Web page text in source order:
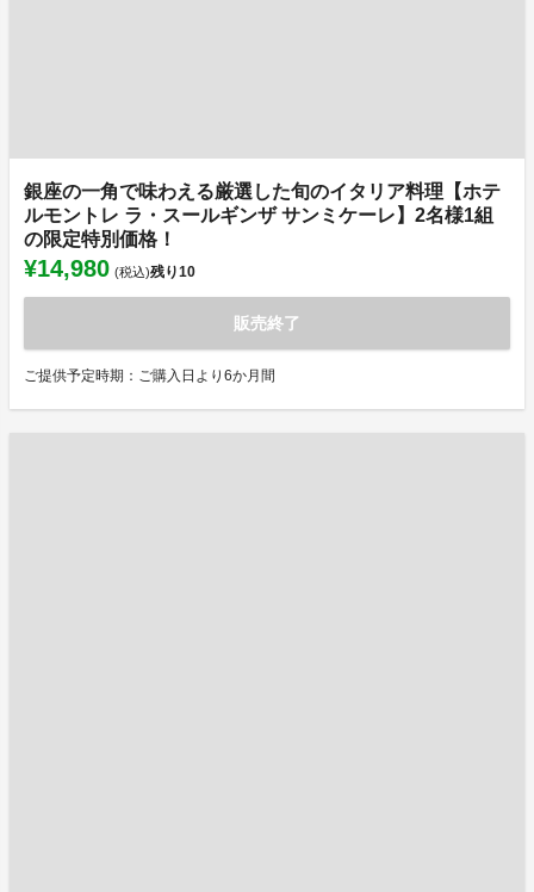
銀座の一角で味わえる厳選した旬のイタリア料理【ホテ
ルモントレ ラ・スールギンザ サンミケーレ】2名様1組
の限定特別価格！
¥14,980 (税込)残り10
販売終了
ご提供予定時期：ご購入日より6か月間